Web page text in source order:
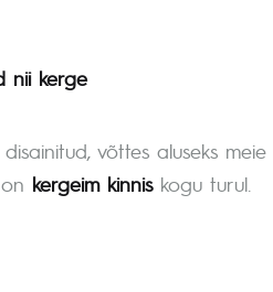
nii kerge
võttes aluseks meie
kergeim kinniskogu turul.